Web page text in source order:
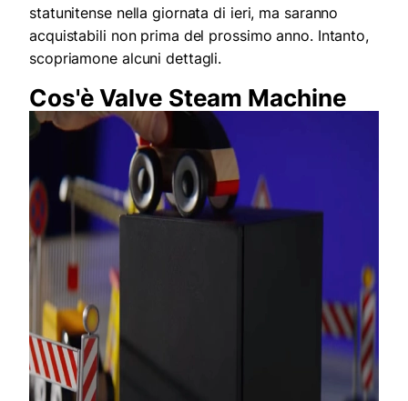
statunitense nella giornata di ieri, ma saranno
acquistabili non prima del prossimo anno. Intanto,
scopriamone alcuni dettagli.
Cos'è Valve Steam Machine